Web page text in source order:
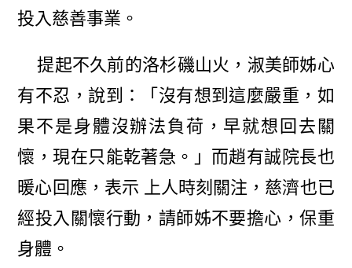
投入慈善事業。
提起不久前的洛杉磯山火，淑美師姊心
有不忍，說到：「沒有想到這麼嚴重，如
果不是身體沒辦法負荷，早就想回去關
懷，現在只能乾著急。」而趙有誠院長也
暖心回應，表示 上人時刻關注，慈濟也已
經投入關懷行動，請師姊不要擔心，保重
身體。